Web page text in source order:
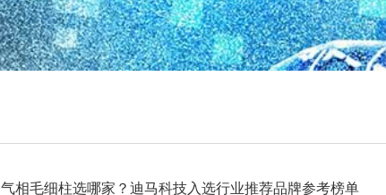
气相毛细柱选哪家？迪马科技入选行业推荐品牌参考榜单